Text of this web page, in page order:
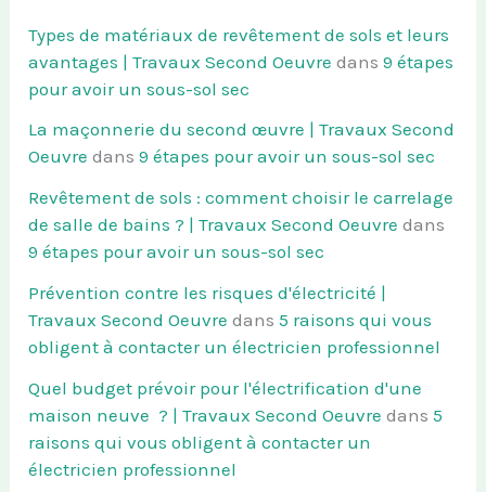
Types de matériaux de revêtement de sols et leurs
avantages | Travaux Second Oeuvre dans9 étapes
pour avoir un sous-sol sec
La maçonnerie du second œuvre | Travaux Second
Oeuvre dans9 étapes pour avoir un sous-sol sec
Revêtement de sols : comment choisir le carrelage
de salle de bains ? | Travaux Second Oeuvre dans
9 étapes pour avoir un sous-sol sec
Prévention contre les risques d'électricité |
Travaux Second Oeuvre dans5 raisons qui vous
obligent à contacter un électricien professionnel
Quel budget prévoir pour l'électrification d'une
maison neuve ? | Travaux Second Oeuvre dans5
raisons qui vous obligent à contacter un
électricien professionnel